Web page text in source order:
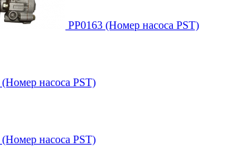
PP0163 (Номер насоса PST)
(Номер насоса PST)
(Номер насоса PST)